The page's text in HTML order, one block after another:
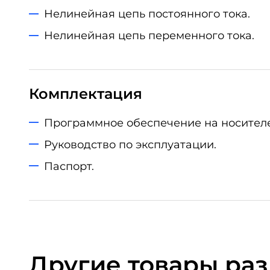
Нелинейная цепь постоянного тока.
Нелинейная цепь переменного тока.
Комплектация
Программное обеспечение на
Руководство по эксплуатации.
Паспорт.